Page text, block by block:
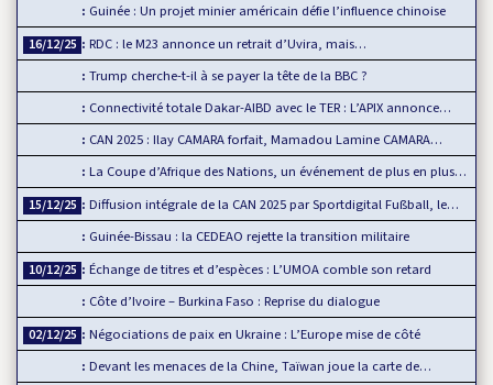
Guinée : Un projet minier américain défie l’influence chinoise
16/12/25
RDC : le M23 annonce un retrait d’Uvira, mais…
Trump cherche-t-il à se payer la tête de la BBC ?
Connectivité totale Dakar-AIBD avec le TER : L’APIX annonce…
CAN 2025 : Ilay CAMARA forfait, Mamadou Lamine CAMARA…
La Coupe d’Afrique des Nations, un événement de plus en plus…
15/12/25
Diffusion intégrale de la CAN 2025 par Sportdigital Fußball, le…
Guinée-Bissau : la CEDEAO rejette la transition militaire
10/12/25
Échange de titres et d’espèces : L’UMOA comble son retard
Côte d’Ivoire – Burkina Faso : Reprise du dialogue
02/12/25
Négociations de paix en Ukraine : L’Europe mise de côté
Devant les menaces de la Chine, Taïwan joue la carte de…